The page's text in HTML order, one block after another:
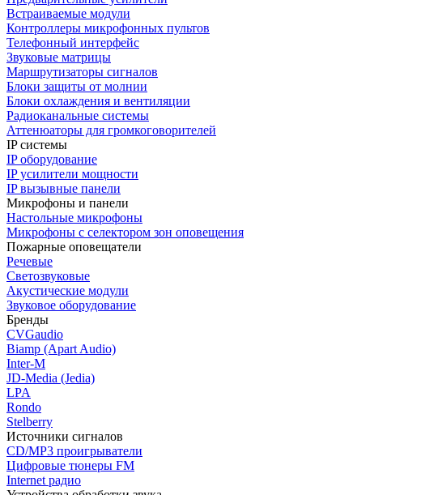
Встраиваемые модули
Контроллеры микрофонных пультов
Телефонный интерфейс
Звуковые матрицы
Маршрутизаторы сигналов
Блоки защиты от молнии
Блоки охлаждения и вентиляции
Радиоканальные системы
Аттенюаторы для громкоговорителей
IP системы
IP оборудование
IP усилители мощности
IP вызывные панели
Микрофоны и панели
Настольные микрофоны
Микрофоны с селектором зон оповещения
Пожарные оповещатели
Речевые
Светозвуковые
Акустические модули
Звуковое оборудование
Бренды
CVGaudio
Biamp (Apart Audio)
Inter-M
JD-Media (Jedia)
LPA
Rondo
Stelberry
Источники сигналов
CD/MP3 проигрыватели
Цифровые тюнеры FM
Internet радио